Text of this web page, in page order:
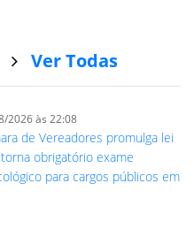
Ver Todas
2026 às 22:08
de Vereadores promulga lei
obrigatório exame
para cargos públicos em